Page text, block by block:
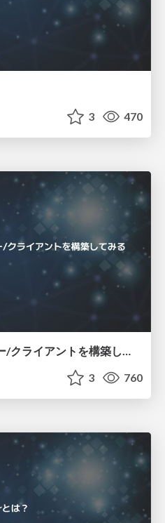
3 470
FastMCPでMCPサーバー/クライアントを構築してみる
3 760